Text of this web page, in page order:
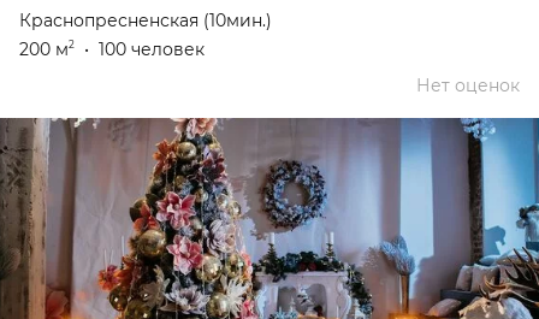
Краснопресненская (10мин.)
200 м2 • 100 человек
Нет оценок